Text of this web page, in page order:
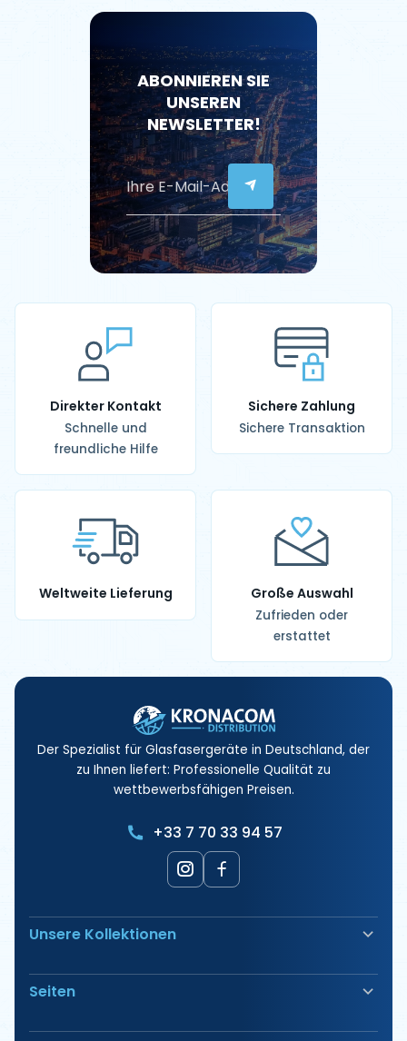
ABONNIEREN SIE
UNSEREN
NEWSLETTER!
Direkter Kontakt
Schnelle und
freundliche Hilfe
Sichere Zahlung
Sichere Transaktion
Weltweite Lieferung Große Auswahl
Zufrieden oder
erstattet
Der Spezialist für Glasfasergeräte in Deutschland, der
zu Ihnen liefert: Professionelle Qualität zu
wettbewerbsfähigen Preisen.
+33 7 70 33 94 57
Unsere Kollektionen
Glasfaserschweißgerät
Sicherheit & Absicherung
Werkzeug
Seiten
Unsere Produkte